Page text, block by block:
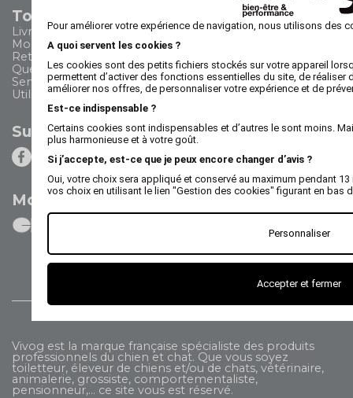
Tout savoir
Livraison
Modes de paiement
Retours
Questions commerciales fréquentes
Service après-vente
Utilisation du site internet
Suivez-nous
Modes de paiement
Vivog est la marque française spécialiste des produits
professionnels du chien et chat. Que vous soyez
toiletteur, éleveur de chiens et/ou de chats, vétérinaire,
animalerie, grossiste, comportementaliste,
pensionneur,... ce site vous est réservé.
Pour améliorer votre expérience de navigation, nous utilisons des
A quoi servent les cookies ?
Les cookies sont des petits fichiers stockés sur votre appareil
permettent d’activer des fonctions essentielles du site, de réaliser
améliorer nos offres, de personnaliser votre expérience et de
Est-ce indispensable ?
Certains cookies sont indispensables et d’autres le sont moins.
plus harmonieuse et à votre goût.
Si j’accepte, est-ce que je peux encore changer d’avis ?
Oui, votre choix sera appliqué et conservé au maximum pendant
vos choix en utilisant le lien "Gestion des cookies" figurant en bas
Personnaliser
Accepter et fermer